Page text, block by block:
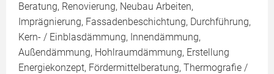
Beratung, Renovierung, Neubau Arbeiten,
Imprägnierung, Fassadenbeschichtung, Durchführung,
Kern- / Einblasdämmung, Innendämmung,
Außendämmung, Hohlraumdämmung, Erstellung
Energiekonzept, Fördermittelberatung, Thermografie /